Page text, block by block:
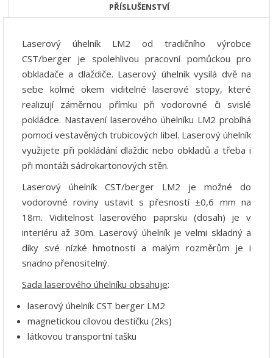
PŘÍSLUŠENSTVÍ
Laserový úhelník LM2 od tradičního výrobce
CST/berger je spolehlivou pracovní pomůckou pro
obkladače a dlaždiče. Laserový úhelník vysílá dvě na
sebe kolmé okem viditelné laserové stopy, které
realizují záměrnou přímku při vodorovné či svislé
pokládce. Nastavení laserového úhelníku LM2 probíhá
pomocí vestavěných trubicových libel. Laserový úhelník
využijete při pokládání dlaždic nebo obkladů a třeba i
při montáži sádrokartonových stěn.
Laserový úhelník CST/berger LM2 je možné do
vodorovné roviny ustavit s přesností ±0,6 mm na
18m. Viditelnost laserového paprsku (dosah) je v
interiéru až 30m. Laserový úhelník je velmi skladný a
díky své nízké hmotnosti a malým rozměrům je i
snadno přenositelný.
Sada laserového úhelníku obsahuje:
laserový úhelník CST berger LM2
magnetickou cílovou destičku (2ks)
látkovou transportní tašku